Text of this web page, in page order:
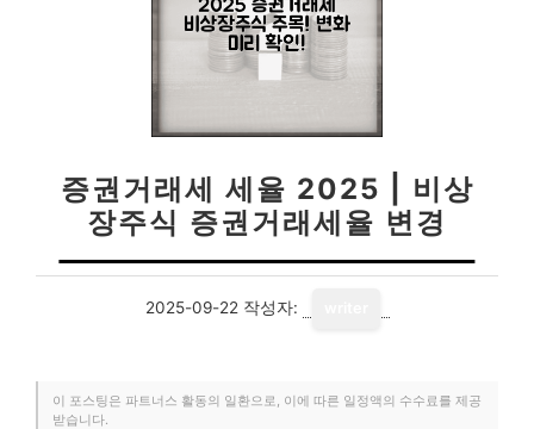
증권거래세 세율 2025 | 비상
장주식 증권거래세율 변경
2025-09-22 작성자:
이 포스팅은 파트너스 활동의 일환으로, 이에 따른 일정액의 수수료를 제공
받습니다.